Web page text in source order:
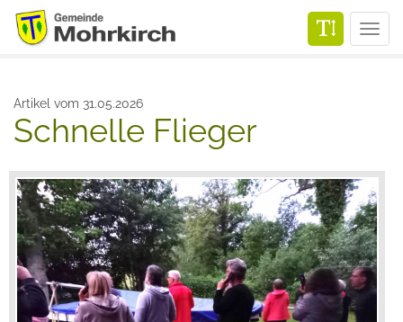
Artikel vom 31.05.2026
Schnelle Flieger